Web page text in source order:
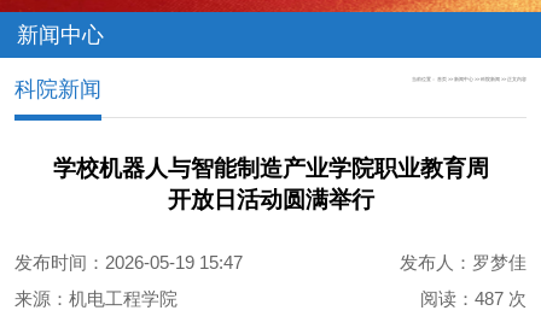
新闻中心
科院新闻 当前位置： 首页>> 新闻中心>> 科院新闻>> 正文内容
学校机器人与智能制造产业学院职业教育周
开放日活动圆满举行
发布时间：2026-05-19 15:47
发布人：罗梦佳
来源：机电工程学院
阅读： 487 次